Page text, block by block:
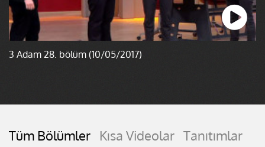
3 Adam 28. bölüm (10/05/2017)
Tüm Bölümler Kısa Videolar Tanıtımlar